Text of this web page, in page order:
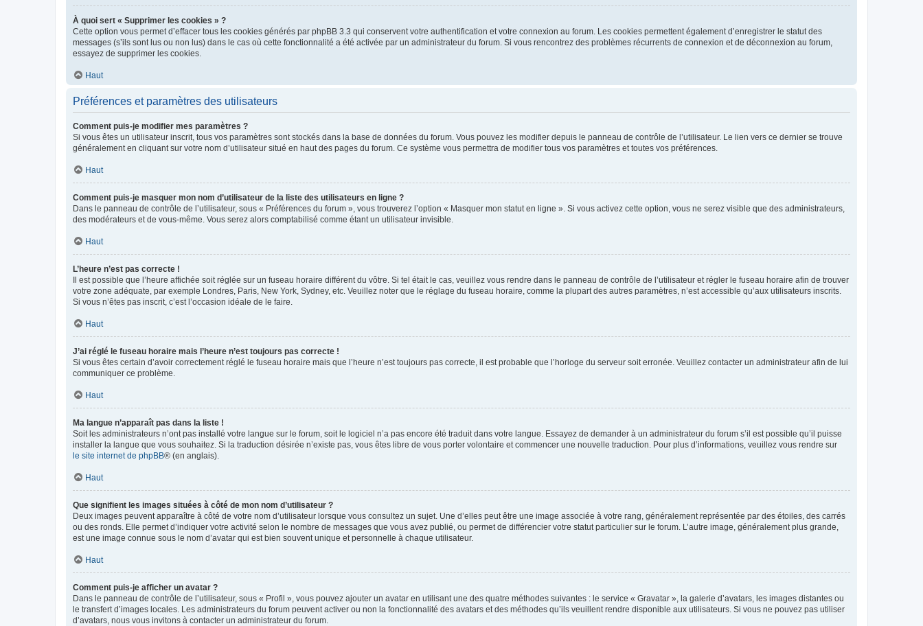
À quoi sert « Supprimer les cookies » ?
Cette option vous permet d’effacer tous les cookies générés par phpBB 3.3 qui conservent votre authentification et votre connexion au forum. Les cookies permettent également d’enregistrer le statut des
messages (s’ils sont lus ou non lus) dans le cas où cette fonctionnalité a été activée par un administrateur du forum. Si vous rencontrez des problèmes récurrents de connexion et de déconnexion au forum,
essayez de supprimer les cookies.
Haut
Préférences et paramètres des utilisateurs
Comment puis-je modifier mes paramètres ?
Si vous êtes un utilisateur inscrit, tous vos paramètres sont stockés dans la base de données du forum. Vous pouvez les modifier depuis le panneau de contrôle de l’utilisateur. Le lien vers ce dernier se trouve
généralement en cliquant sur votre nom d’utilisateur situé en haut des pages du forum. Ce système vous permettra de modifier tous vos paramètres et toutes vos préférences.
Haut
Comment puis-je masquer mon nom d’utilisateur de la liste des utilisateurs en ligne ?
Dans le panneau de contrôle de l’utilisateur, sous « Préférences du forum », vous trouverez l’option « Masquer mon statut en ligne ». Si vous activez cette option, vous ne serez visible que des administrateurs,
des modérateurs et de vous-même. Vous serez alors comptabilisé comme étant un utilisateur invisible.
Haut
L’heure n’est pas correcte !
Il est possible que l’heure affichée soit réglée sur un fuseau horaire différent du vôtre. Si tel était le cas, veuillez vous rendre dans le panneau de contrôle de l’utilisateur et régler le fuseau horaire afin de trouver
votre zone adéquate, par exemple Londres, Paris, New York, Sydney, etc. Veuillez noter que le réglage du fuseau horaire, comme la plupart des autres paramètres, n’est accessible qu’aux utilisateurs inscrits.
Si vous n’êtes pas inscrit, c’est l’occasion idéale de le faire.
Haut
J’ai réglé le fuseau horaire mais l’heure n’est toujours pas correcte !
Si vous êtes certain d’avoir correctement réglé le fuseau horaire mais que l’heure n’est toujours pas correcte, il est probable que l’horloge du serveur soit erronée. Veuillez contacter un administrateur afin de lui
communiquer ce problème.
Haut
Ma langue n’apparaît pas dans la liste !
Soit les administrateurs n’ont pas installé votre langue sur le forum, soit le logiciel n’a pas encore été traduit dans votre langue. Essayez de demander à un administrateur du forum s’il est possible qu’il puisse
installer la langue que vous souhaitez. Si la traduction désirée n’existe pas, vous êtes libre de vous porter volontaire et commencer une nouvelle traduction. Pour plus d’informations, veuillez vous rendre sur
le site internet de phpBB® (en anglais).
Haut
Que signifient les images situées à côté de mon nom d’utilisateur ?
Deux images peuvent apparaître à côté de votre nom d’utilisateur lorsque vous consultez un sujet. Une d’elles peut être une image associée à votre rang, généralement représentée par des étoiles, des carrés
ou des ronds. Elle permet d’indiquer votre activité selon le nombre de messages que vous avez publié, ou permet de différencier votre statut particulier sur le forum. L’autre image, généralement plus grande,
est une image connue sous le nom d’avatar qui est bien souvent unique et personnelle à chaque utilisateur.
Haut
Comment puis-je afficher un avatar ?
Dans le panneau de contrôle de l’utilisateur, sous « Profil », vous pouvez ajouter un avatar en utilisant une des quatre méthodes suivantes : le service « Gravatar », la galerie d’avatars, les images distantes ou
le transfert d’images locales. Les administrateurs du forum peuvent activer ou non la fonctionnalité des avatars et des méthodes qu’ils veuillent rendre disponible aux utilisateurs. Si vous ne pouvez pas utiliser
d’avatars, nous vous invitons à contacter un administrateur du forum.